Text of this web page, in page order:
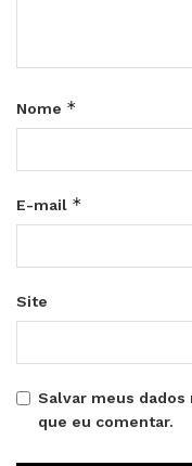
Nome *
E-mail *
Site
Salvar meus dados
que eu comentar.